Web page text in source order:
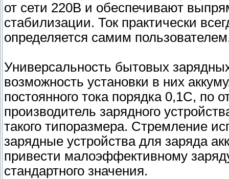
от сети 220В и обеспечивают
стабилизации. Ток практически
определяется самим
Универсальность бытовых
возможность установки в них
постоянного тока порядка 0,1С, по
производитель зарядного
такого типоразмера. Стремление
зарядные устройства для заряда
привести малоэффективному
стандартного значения.